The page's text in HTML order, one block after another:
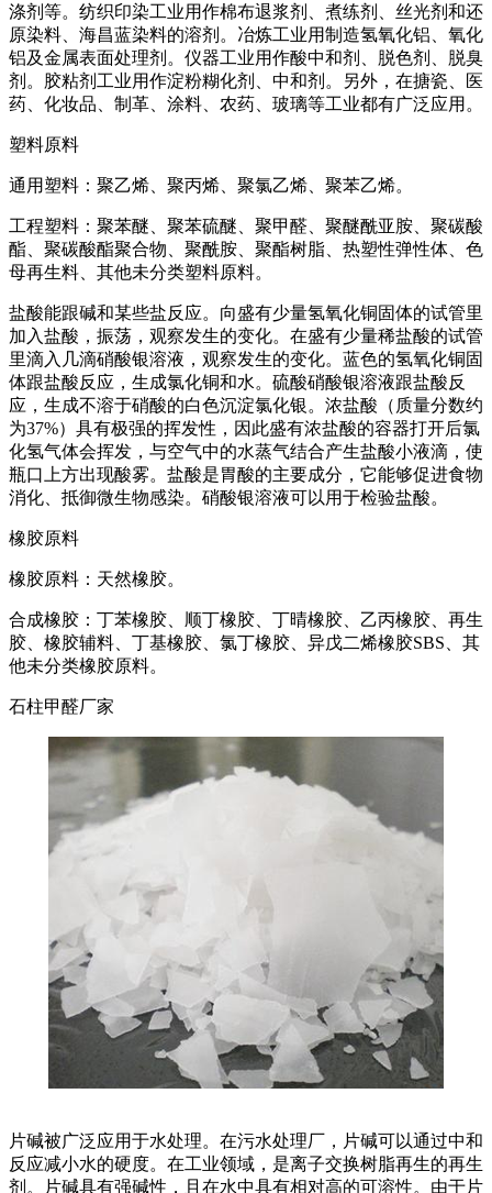
涤剂等。纺织印染工业用作棉布退浆剂、煮练剂、丝光剂和还
原染料、海昌蓝染料的溶剂。冶炼工业用制造氢氧化铝、氧化
铝及金属表面处理剂。仪器工业用作酸中和剂、脱色剂、脱臭
剂。胶粘剂工业用作淀粉糊化剂、中和剂。另外，在搪瓷、医
药、化妆品、制革、涂料、农药、玻璃等工业都有广泛应用。
塑料原料
通用塑料：聚乙烯、聚丙烯、聚氯乙烯、聚苯乙烯。
工程塑料：聚苯醚、聚苯硫醚、聚甲醛、聚醚酰亚胺、聚碳酸
酯、聚碳酸酯聚合物、聚酰胺、聚酯树脂、热塑性弹性体、色
母再生料、其他未分类塑料原料。
盐酸能跟碱和某些盐反应。向盛有少量氢氧化铜固体的试管里
加入盐酸，振荡，观察发生的变化。在盛有少量稀盐酸的试管
里滴入几滴硝酸银溶液，观察发生的变化。蓝色的氢氧化铜固
体跟盐酸反应，生成氯化铜和水。硫酸硝酸银溶液跟盐酸反
应，生成不溶于硝酸的白色沉淀氯化银。浓盐酸（质量分数约
为37%）具有极强的挥发性，因此盛有浓盐酸的容器打开后氯
化氢气体会挥发，与空气中的水蒸气结合产生盐酸小液滴，使
瓶口上方出现酸雾。盐酸是胃酸的主要成分，它能够促进食物
消化、抵御微生物感染。硝酸银溶液可以用于检验盐酸。
橡胶原料
橡胶原料：天然橡胶。
合成橡胶：丁苯橡胶、顺丁橡胶、丁晴橡胶、乙丙橡胶、再生
胶、橡胶辅料、丁基橡胶、氯丁橡胶、异戊二烯橡胶SBS、其
他未分类橡胶原料。
石柱甲醛厂家
片碱被广泛应用于水处理。在污水处理厂，片碱可以通过中和
反应减小水的硬度。在工业领域，是离子交换树脂再生的再生
剂。片碱具有强碱性，且在水中具有相对高的可溶性。由于片